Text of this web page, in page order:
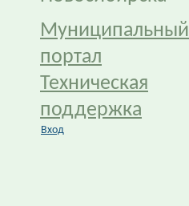
Муниципальный
портал
Техническая
поддержка
Вход